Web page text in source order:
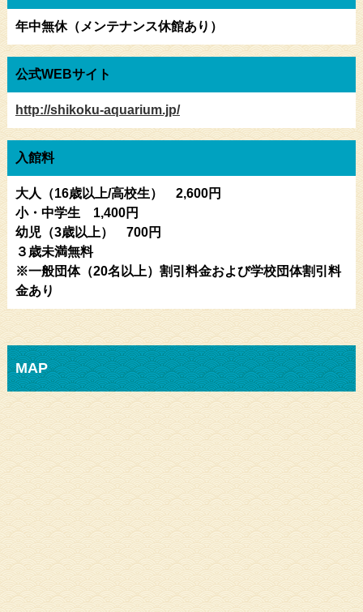
年中無休（メンテナンス休館あり）
公式WEBサイト
http://shikoku-aquarium.jp/
入館料
大人（16歳以上/高校生） 2,600円
小・中学生 1,400円
幼児（3歳以上） 700円
３歳未満無料
※一般団体（20名以上）割引料金および学校団体割引料
金あり
MAP